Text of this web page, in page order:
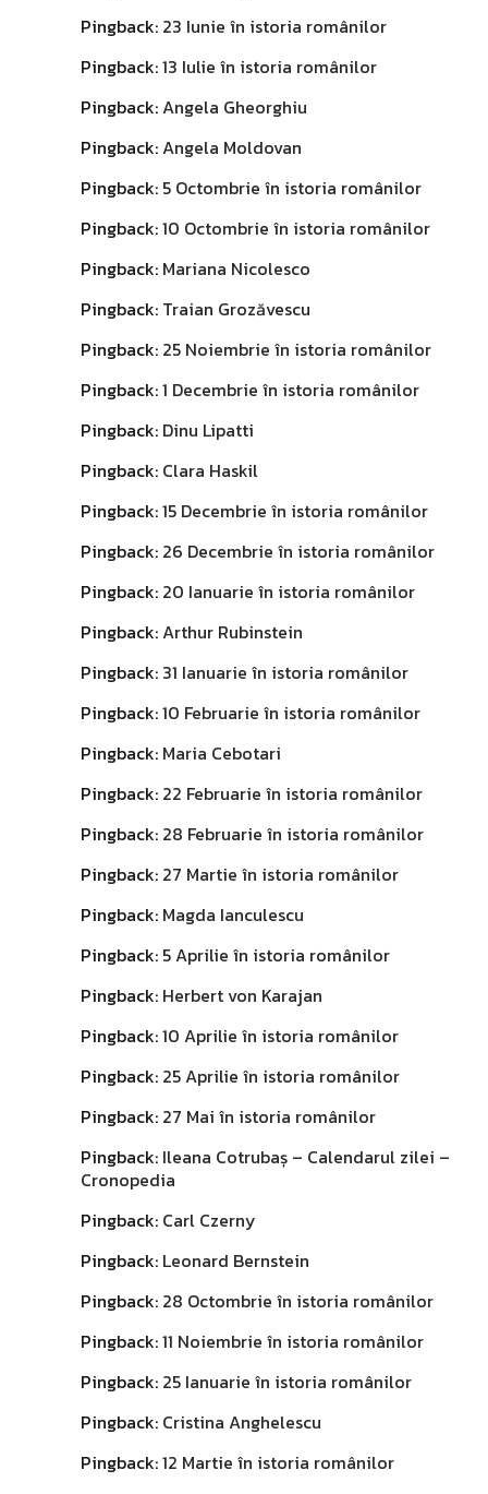
Pingback: 23 Iunie în istoria românilor
Pingback:13 Iulie în istoria românilor
Pingback:Angela Gheorghiu
Pingback:Angela Moldovan
Pingback: 5 Octombrie în istoria românilor
Pingback:10 Octombrie în istoria românilor
Pingback: Mariana Nicolesco
Pingback: Traian Grozăvescu
Pingback: 25 Noiembrie în istoria românilor
Pingback:1 Decembrie în istoria românilor
Pingback: Dinu Lipatti
Pingback: Clara Haskil
Pingback:15 Decembrie în istoria românilor
Pingback: 26 Decembrie în istoria românilor
Pingback: 20 Ianuarie în istoria românilor
Pingback:Arthur Rubinstein
Pingback: 31 Ianuarie în istoria românilor
Pingback:10 Februarie în istoria românilor
Pingback: Maria Cebotari
Pingback: 22 Februarie în istoria românilor
Pingback: 28 Februarie în istoria românilor
Pingback: 27 Martie în istoria românilor
Pingback: Magda Ianculescu
Pingback: 5 Aprilie în istoria românilor
Pingback: Herbert von Karajan
Pingback:10 Aprilie în istoria românilor
Pingback: 25 Aprilie în istoria românilor
Pingback: 27 Mai în istoria românilor
Pingback: Ileana Cotrubaș – Calendarul zilei –
Cronopedia
Pingback: Carl Czerny
Pingback: Leonard Bernstein
Pingback: 28 Octombrie în istoria românilor
Pingback:11 Noiembrie în istoria românilor
Pingback: 25 Ianuarie în istoria românilor
Pingback: Cristina Anghelescu
Pingback:12 Martie în istoria românilor